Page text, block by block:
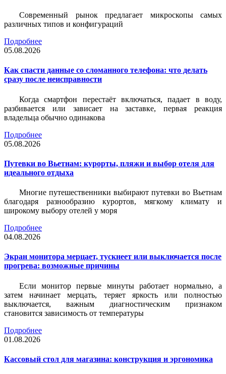
Современный рынок предлагает микроскопы самых
различных типов и конфигураций
Подробнее
05.08.2026
Как спасти данные со сломанного телефона: что делать
сразу после неисправности
Когда смартфон перестаёт включаться, падает в воду,
разбивается или зависает на заставке, первая реакция
владельца обычно одинакова
Подробнее
05.08.2026
Путевки во Вьетнам: курорты, пляжи и выбор отеля для
идеального отдыха
Многие путешественники выбирают путевки во Вьетнам
благодаря разнообразию курортов, мягкому климату и
широкому выбору отелей у моря
Подробнее
04.08.2026
Экран монитора мерцает, тускнеет или выключается после
прогрева: возможные причины
Если монитор первые минуты работает нормально, а
затем начинает мерцать, теряет яркость или полностью
выключается, важным диагностическим признаком
становится зависимость от температуры
Подробнее
01.08.2026
Кассовый стол для магазина: конструкция и эргономика